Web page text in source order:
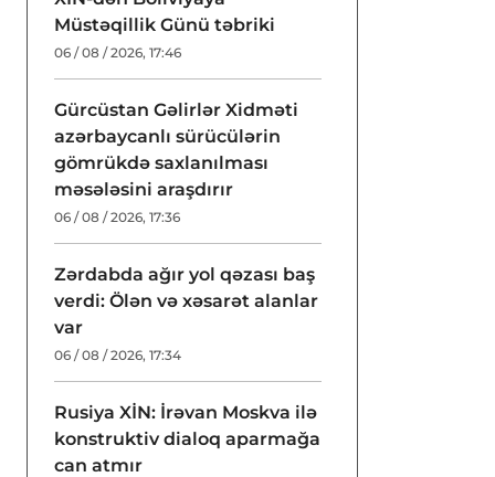
Müstəqillik Günü təbriki
06 / 08 / 2026, 17:46
Gürcüstan Gəlirlər Xidməti
azərbaycanlı sürücülərin
gömrükdə saxlanılması
məsələsini araşdırır
06 / 08 / 2026, 17:36
Zərdabda ağır yol qəzası baş
verdi: Ölən və xəsarət alanlar
var
06 / 08 / 2026, 17:34
Rusiya XİN: İrəvan Moskva ilə
konstruktiv dialoq aparmağa
can atmır